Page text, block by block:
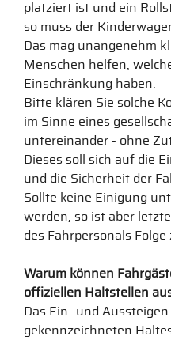
platziert ist und ein
so muss der
Das mag unangenehm
Menschen helfen,
Einschränkung haben.
Bitte klären Sie solche
im Sinne eines
untereinander - ohne
Dieses soll sich auf die
und die Sicherheit der
Sollte keine Einigung
werden, so ist aber
des Fahrpersonals Folge
Warum können
offiziellen Haltstellen
Das Ein- und
gekennzeichneten